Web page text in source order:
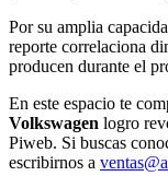
Por su amplia
reporte correlaciona
producen durante el
En este espacio te
Volkswagen logro
Piweb. Si buscas
escribirnos a